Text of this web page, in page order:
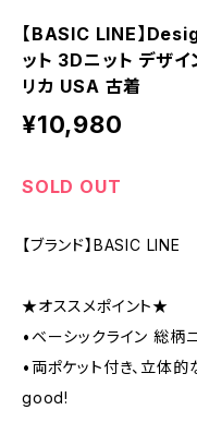
【BASIC LINE】
ット 3Dニット デザ
リカ USA 古着
¥10,980
SOLD OUT
【ブランド】BASIC LINE
★オススメポイント★
•ベーシックライン 総柄
•両ポケット付き、立体
good!